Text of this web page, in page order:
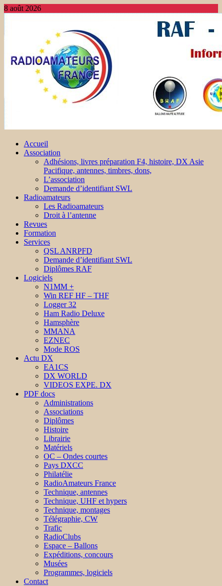
8 août 2026
Accueil
Association
Adhésions, livres préparation F4, histoire, DX Asie
Pacifique, antennes, timbres, dons,
L’association
Demande d’identifiant SWL
Radioamateurs
Les Radioamateurs
Droit à l’antenne
Revues
Formation
Services
QSL ANRPFD
Demande d’identifiant SWL
Diplômes RAF
Logiciels
N1MM +
Win REF HF – THF
Logger 32
Ham Radio Deluxe
Hamsphère
MMANA
EZNEC
Mode ROS
Actu DX
EA1CS
DX WORLD
VIDEOS EXPE. DX
PDF docs
Administrations
Associations
Diplômes
Histoire
Librairie
Matériels
OC – Ondes courtes
Pays DXCC
Philatélie
RadioAmateurs France
Technique, antennes
Technique, UHF et hypers
Technique, montages
Télégraphie, CW
Trafic
RadioClubs
Espace – Ballons
Expéditions, concours
Musées
Programmes, logiciels
Contact